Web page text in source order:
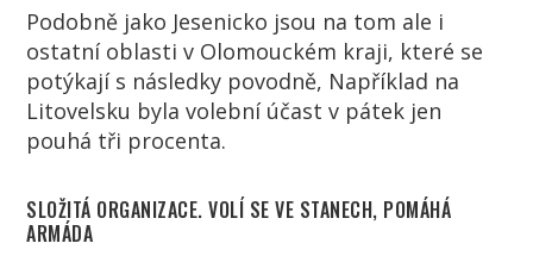
Podobně jako Jesenicko jsou na tom ale i
ostatní oblasti v Olomouckém kraji, které se
potýkají s následky povodně, Například na
Litovelsku byla volební účast v pátek jen
pouhá tři procenta.
SLOŽITÁ ORGANIZACE. VOLÍ SE VE STANECH, POMÁHÁ
ARMÁDA